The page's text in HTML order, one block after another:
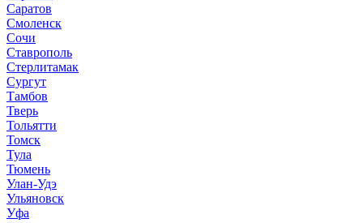
Саратов
Смоленск
Сочи
Ставрополь
Стерлитамак
Сургут
Тамбов
Тверь
Тольятти
Томск
Тула
Тюмень
Улан-Удэ
Ульяновск
Уфа